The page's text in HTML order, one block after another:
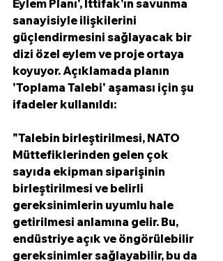
Eylem Planı', İttifak'ın savunma
sanayisiyle ilişkilerini
güçlendirmesini sağlayacak bir
dizi özel eylem ve proje ortaya
koyuyor. Açıklamada planın
'Toplama Talebi' aşaması için şu
ifadeler kullanıldı:
"Talebin birleştirilmesi, NATO
Müttefiklerinden gelen çok
sayıda ekipman siparişinin
birleştirilmesi ve belirli
gereksinimlerin uyumlu hale
getirilmesi anlamına gelir. Bu,
endüstriye açık ve öngörülebilir
gereksinimler sağlayabilir, bu da